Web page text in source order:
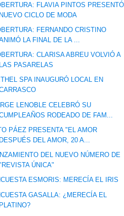
FLAVIA PINTOS PRESENTÓ
CICLO DE MODA
FERNANDO CRISTINO
LA FINAL DE LA ...
CLARISA ABREU VOLVIÓ A
PASARELAS
SPA INAUGURÓ LOCAL EN
LENOBLE CELEBRÓ SU
RODEADO DE FAM...
PÁEZ PRESENTA "EL AMOR
DEL AMOR, 20 A...
DEL NUEVO NÚMERO DE
ÚNICA"
ESMORIS: MERECÍA EL IRIS
GASALLA: ¿MERECÍA EL